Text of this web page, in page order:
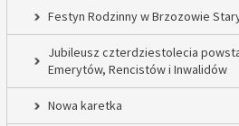
Festyn Rodzinny w Brzozowie
Jubileusz czterdziestolecia
Emerytów, Rencistów i Inwalidów
Nowa karetka